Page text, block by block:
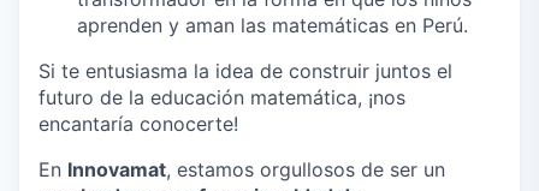
aprenden y aman las matemáticas en Perú.
Si te entusiasma la idea de construir juntos el
futuro de la educación matemática, ¡nos
encantaría conocerte!
En Innovamat, estamos orgullosos de ser un